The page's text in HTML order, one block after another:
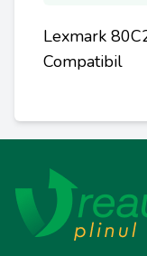
Lexmark
Compatibil